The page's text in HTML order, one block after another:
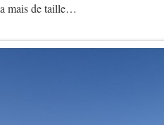
mais de taille…